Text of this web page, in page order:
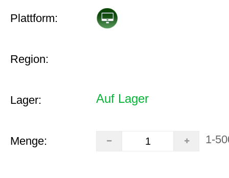
Plattform:
Region:
Lager: Auf Lager
Menge: 1-